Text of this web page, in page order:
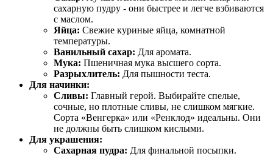
сахарную пудру - они быстрее и легче взбиваются
с маслом.
Яйца: Свежие куриные яйца, комнатной
температуры.
Ванильный сахар: Для аромата.
Мука: Пшеничная мука высшего сорта.
Разрыхлитель: Для пышности теста.
Для начинки:
Сливы: Главный герой. Выбирайте спелые,
сочные, но плотные сливы, не слишком мягкие.
Сорта «Венгерка» или «Ренклод» идеальны. Они
не должны быть слишком кислыми.
Для украшения:
Сахарная пудра: Для финальной посыпки.